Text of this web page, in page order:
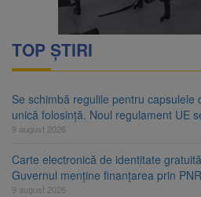
TOP ȘTIRI
Se schimbă regulile pentru capsulele
unică folosință. Noul regulament UE
9 august 2026
Carte electronică de identitate
Guvernul menține finanțarea prin
9 august 2026